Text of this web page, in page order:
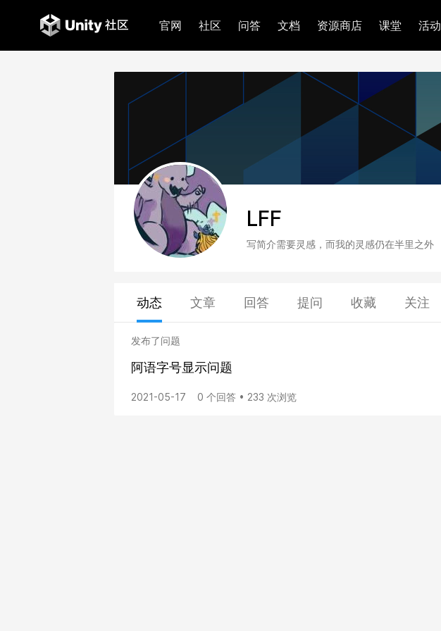
官网 社区 问答 文档 资源商店 课堂 活动
LFF
写简介需要灵感，而我的灵感仍在半里之外
动态 文章 回答 提问 收藏 关注
发布了问题
阿语字号显示问题
2021-05-17 0 个回答 • 233 次浏览